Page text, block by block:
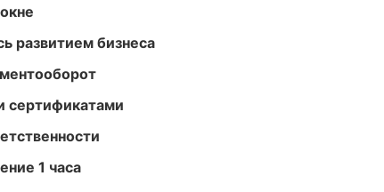
развитием бизнеса
1 часа